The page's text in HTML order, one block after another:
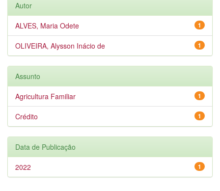
Autor
1
ALVES, Maria Odete
1
OLIVEIRA, Alysson Inácio de
Assunto
1
Agricultura Familiar
1
Crédito
Data de Publicação
1
2022